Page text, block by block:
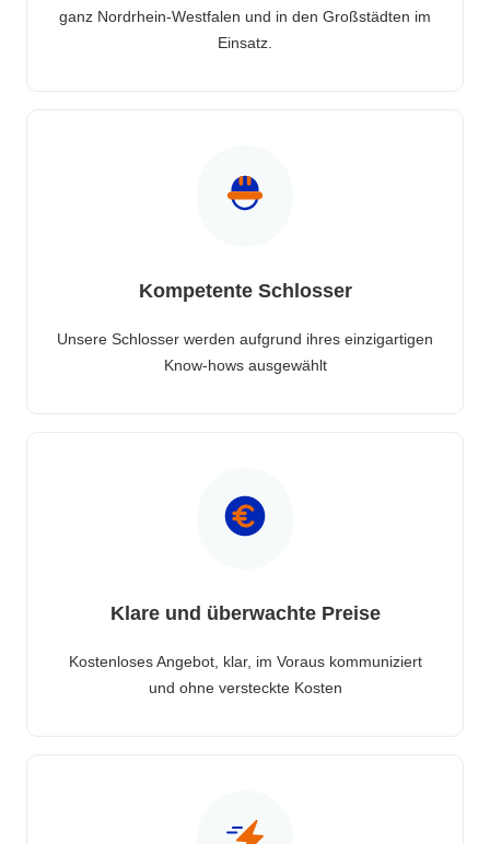
ganz Nordrhein-Westfalen und in den Großstädten im
Einsatz.
Kompetente Schlosser
Unsere Schlosser werden aufgrund ihres einzigartigen
Know-hows ausgewählt
Klare und überwachte Preise
Kostenloses Angebot, klar, im Voraus kommuniziert
und ohne versteckte Kosten